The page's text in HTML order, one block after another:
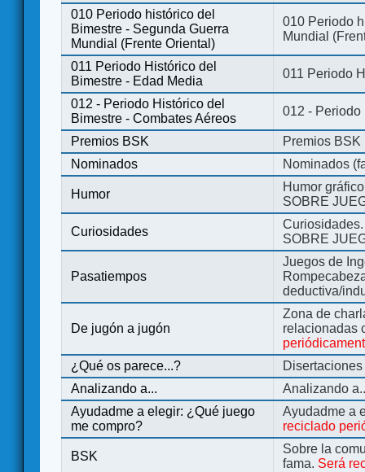
010 Periodo histórico del
Bimestre - Segunda Guerra
Mundial (Frente Oriental)
010 Periodo
Mundial
011 Periodo Histórico del
Bimestre - Edad Media
011 Periodo
012 - Periodo Histórico del
Bimestre - Combates Aéreos
012 - Periodo
Premios BSK
Premios BSK
Nominados
Nominados
Humor
Humor
SOBRE
Curiosidades
SOBRE
Pasatiempos
Juegos de
deductiva/
De jugón a jugón
Zona de
relacionadas
¿Qué os parece...?
Analizando a...
Analizando
Ayudadme a elegir: ¿Qué juego
me compro?
Ayudadme a
reciclado
BSK
Sobre la
fama. Será